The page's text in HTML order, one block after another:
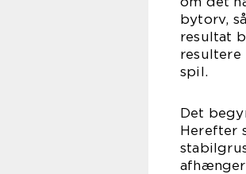
bytorv,
resultat
resultere
spil.
Det
Herefter
afhænger